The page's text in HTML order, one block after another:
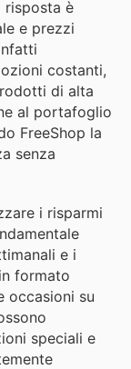
risposta è
e prezzi
costanti,
di alta
al portafoglio
FreeShop la
senza
i risparmi
e i
formato
occasioni su
speciali e